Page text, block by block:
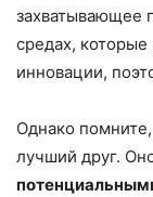
захватывающее
средах, которые
инновации,
Однако
лучший друг.